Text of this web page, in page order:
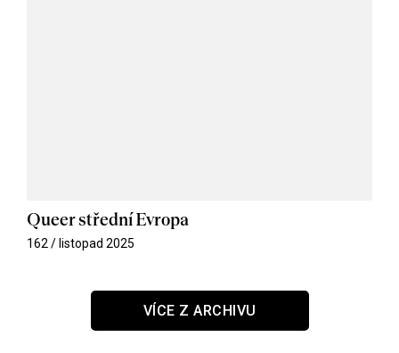
Queer střední Evropa
162 / listopad 2025
VÍCE Z ARCHIVU